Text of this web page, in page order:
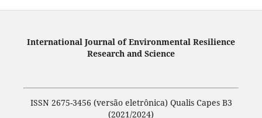
International Journal of Environmental Resilience
Research and Science
ISSN 2675-3456 (versão eletrônica) Qualis Capes B3
(2021/2024)